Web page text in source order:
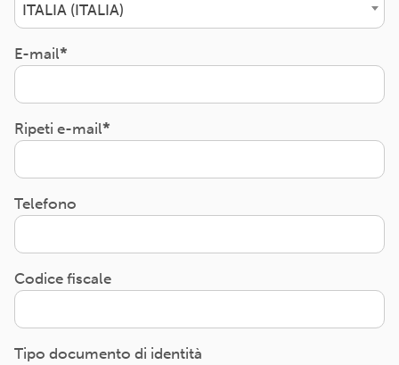
ITALIA (ITALIA)
E-mail
Ripeti e-mail
Telefono
Codice fiscale
Tipo documento di identità